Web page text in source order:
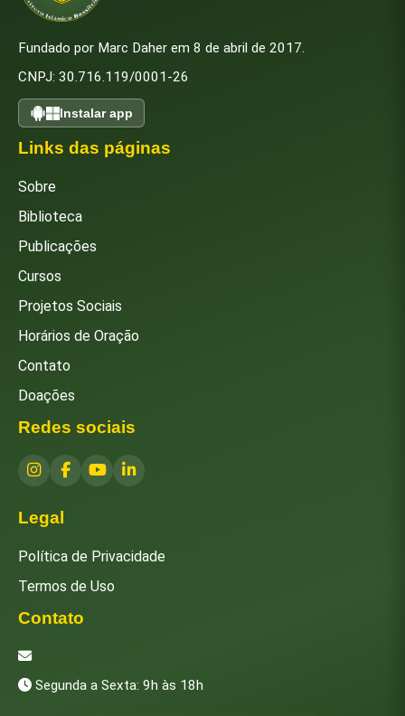
Fundado por Marc Daher em 8 de abril de 2017.
CNPJ: 30.716.119/0001-26
Instalar app
Links das páginas
Sobre
Biblioteca
Publicações
Cursos
Projetos Sociais
Horários de Oração
Contato
Doações
Redes sociais
Legal
Política de Privacidade
Termos de Uso
Contato
Segunda a Sexta: 9h às 18h